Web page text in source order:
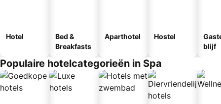
Hotel
Bed &
Breakfasts
Aparthotel Hostel
blijf
Populaire hotelcategorieën in Spa